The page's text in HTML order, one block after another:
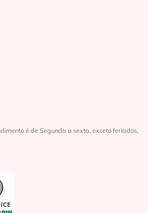
é de Segunda a sexta, exceto feriados,